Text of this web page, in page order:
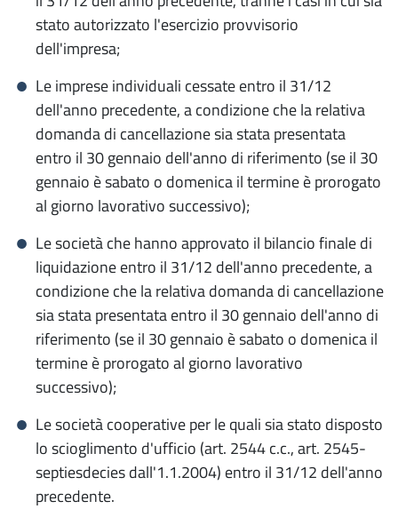
sovraindebitamento - OCC
Listini prezzi e Borsa Merci
Marchi e brevetti
Diritto d'autore e brevetto software
Modifiche e integrazioni a marchi e
brevetti
brevetto
Protesti
Usi e Consuetudini
Metalli preziosi
Sanzioni illeciti amministrativi
Metrologia legale
stato autorizzato l'esercizio provvisorio
dell'impresa;
Le imprese individuali cessate entro il 31/12
dell'anno precedente, a condizione che la relativa
domanda di cancellazione sia stata presentata
entro il 30 gennaio dell'anno di riferimento (se il 30
gennaio è sabato o domenica il termine è prorogato
al giorno lavorativo successivo);
Le società che hanno approvato il bilancio finale di
liquidazione entro il 31/12 dell'anno precedente, a
condizione che la relativa domanda di cancellazione
sia stata presentata entro il 30 gennaio dell'anno di
riferimento (se il 30 gennaio è sabato o domenica il
termine è prorogato al giorno lavorativo
successivo);
Le società cooperative per le quali sia stato disposto
lo scioglimento d'ufficio (art. 2544 c.c., art. 2545-
septiesdecies dall'1.1.2004) entro il 31/12 dell'anno
precedente.